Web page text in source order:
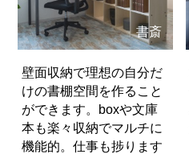
書斎
壁面収納で理想の自分だ
けの書棚空間を作ること
ができます。boxや文庫
本も楽々収納でマルチに
機能的。仕事も捗ります